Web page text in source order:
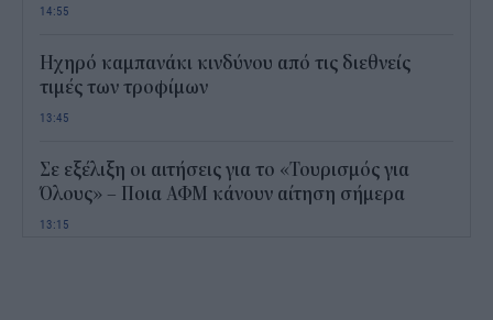
14:55
Ηχηρό καμπανάκι κινδύνου από τις διεθνείς
τιμές των τροφίμων
13:45
Σε εξέλιξη οι αιτήσεις για το «Τουρισμός για
Όλους» – Ποια ΑΦΜ κάνουν αίτηση σήμερα
13:15